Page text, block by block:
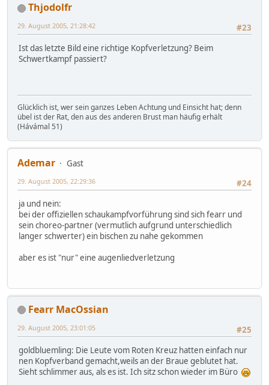
Thjodolfr
#23
29. August 2005, 21:28:42
Ist das letzte Bild eine richtige Kopfverletzung? Beim
Schwertkampf passiert?
Glücklich ist, wer sein ganzes Leben Achtung und Einsicht hat; denn
übel ist der Rat, den aus des anderen Brust man häufig erhält
(Hávámal 51)
Ademar
Gast
#24
29. August 2005, 22:29:36
ja und nein:
bei der offiziellen schaukampfvorführung sind sich fearr und
sein choreo-partner (vermutlich aufgrund unterschiedlich
langer schwerter) ein bischen zu nahe gekommen
aber es ist "nur" eine augenliedverletzung
Fearr MacOssian
#25
29. August 2005, 23:01:05
goldbluemling: Die Leute vom Roten Kreuz hatten einfach nur
nen Kopfverband gemacht,weils an der Braue geblutet hat.
Sieht schlimmer aus, als es ist. Ich sitz schon wieder im Büro